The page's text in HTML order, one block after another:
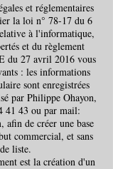
et réglementaires
la loi n° 78-17 du 6
à l'informatique,
et du règlement
du 27 avril 2016 vous
: les informations
sont enregistrées
par Philippe Ohayon,
41 43 ou par mail:
, afin de créer une base
commercial, et sans
liste.
est la création d'un